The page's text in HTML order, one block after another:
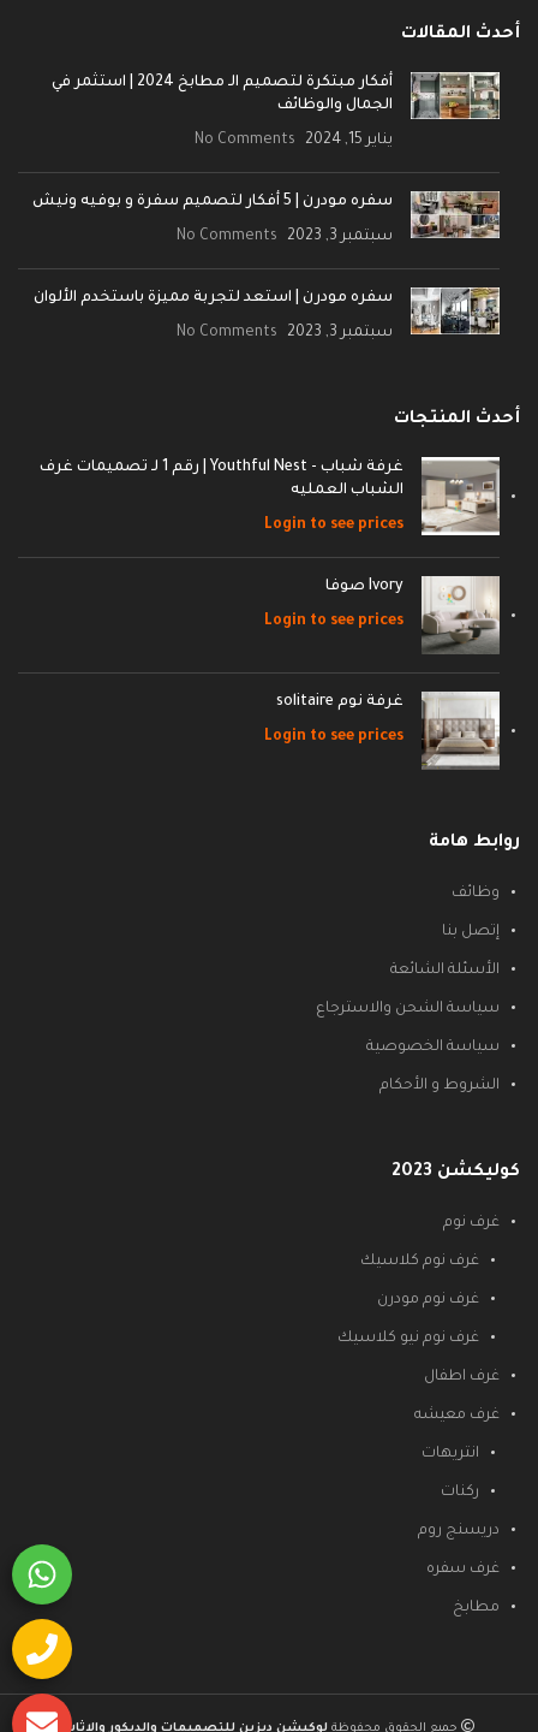
أحدث المقالات
أفكار مبتكرة لتصميم الـ مطابخ 2024 | استثمر في
الجمال والوظائف
يناير 15, 2024 No Comments
سفره مودرن | 5 أفكار لتصميم سفرة و بوفيه ونيش
سبتمبر 3, 2023 No Comments
سفره مودرن | استعد لتجربة مميزة باستخدم الألوان
سبتمبر 3, 2023 No Comments
أحدث المنتجات
غرفة شباب - Youthful Nest | رقم 1 لـ تصميمات غرف
الشباب العمليه
Login to see prices
Ivory صوفا
Login to see prices
غرفة نوم solitaire
Login to see prices
روابط هامة
وظائف
إتصل بنا
الأسئلة الشائعة
سياسة الشحن والاسترجاع
سياسة الخصوصية
الشروط و الأحكام
كوليكشن 2023
غرف نوم
غرف نوم كلاسيك
غرف نوم مودرن
غرف نوم نيو كلاسيك
غرف اطفال
غرف معيشه
انتريهات
ركنات
دريسنج روم
غرف سفره
مطابخ